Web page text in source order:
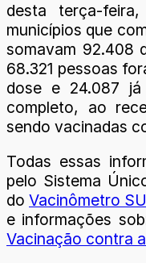
desta terça-
municípios que
somavam 92.408
68.321 pessoas
dose e 24.087
completo, ao
sendo vacinadas
Todas essas
pelo Sistema
do Vacinômetro
e informações
Vacinação contra